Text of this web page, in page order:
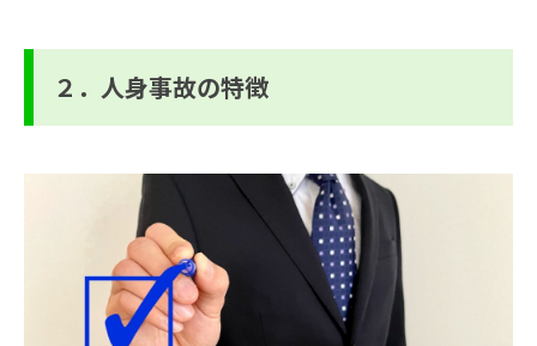
２．人身事故の特徴